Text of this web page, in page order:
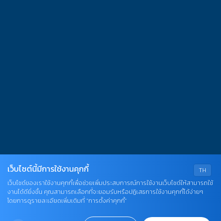
2023 © Thepsatri Rajabhat University
TH
เว็บไซต์นี้มีการใช้งานคุกกี้
เว็บไซต์ของเราใช้งานคุกกี้เพื่อช่วยเพิ่มประสบการณ์การใช้งานเว็บไซต์ให้สามารถใช้
งานได้ดียิ่งขึ้น คุณสามารถเลือกที่จะยอมรับหรือปฏิเสธการใช้งานคุกกี้ได้ง่ายๆ
โดยการดูรายละเอียดเพิ่มเติมที่ “การตั้งค่าคุกกี้”